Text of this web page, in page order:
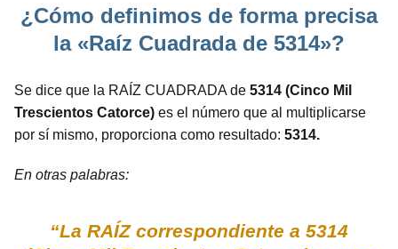
¿Cómo definimos de forma precisa
la «Raíz Cuadrada de 5314»?
Se dice que la RAÍZ CUADRADA de 5314 (Cinco Mil
Trescientos Catorce) es el número que al multiplicarse
por sí mismo, proporciona como resultado: 5314.
En otras palabras:
“La RAÍZ correspondiente a 5314